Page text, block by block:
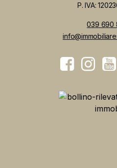
P. IVA:
039 690